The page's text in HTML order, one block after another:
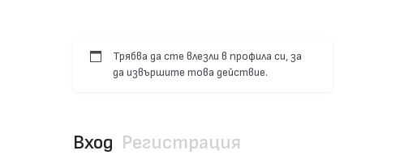
Трябва да сте влезли в профила си, за
да извършите това действие.
Вход Регистрация